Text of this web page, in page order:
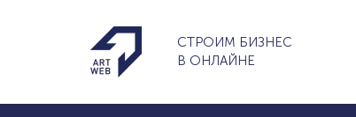
СТРОИМ БИЗНЕС
В ОНЛАЙНЕ